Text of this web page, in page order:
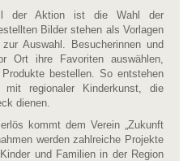
der Aktion ist die Wahl der
Bilder stehen als Vorlagen
Auswahl. Besucherinnen und
Ort ihre Favoriten auswählen,
bestellen. So entstehen
mit regionaler Kinderkunst, die
dienen.
kommt dem Verein „Zukunft
werden zahlreiche Projekte
und Familien in der Region